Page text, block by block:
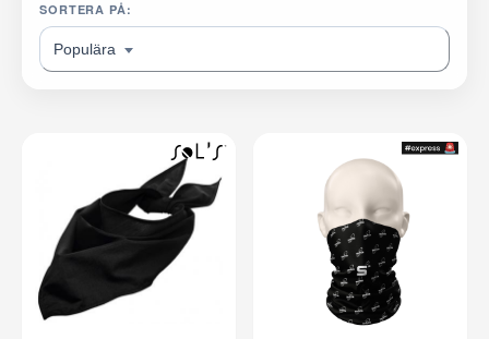
SORTERA PÅ:
Populära